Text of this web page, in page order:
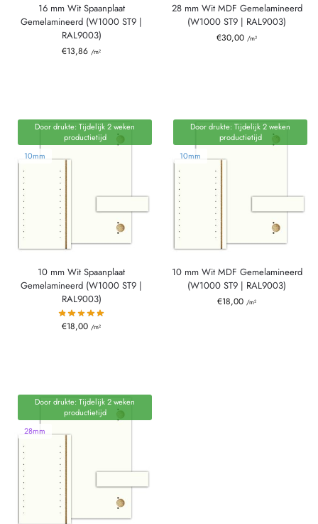
16 mm Wit Spaanplaat
Gemelamineerd (W1000 ST9 |
RAL9003)
€13,86 /m²
28 mm Wit MDF Gemelamineerd
(W1000 ST9 | RAL9003)
€30,00 /m²
Door drukte: Tijdelijk 2 weken
productietijd
10mm
10 mm Wit Spaanplaat
Gemelamineerd (W1000 ST9 |
RAL9003)
€18,00 /m²
Door drukte: Tijdelijk 2 weken
productietijd
10mm
10 mm Wit MDF Gemelamineerd
(W1000 ST9 | RAL9003)
€18,00 /m²
Door drukte: Tijdelijk 2 weken
productietijd
28mm